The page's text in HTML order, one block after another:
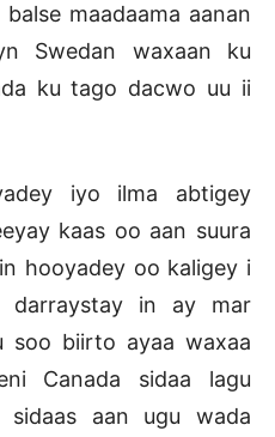
maadaama aanan
Swedan waxaan ku
ku tago dacwo uu ii
iyo ilma abtigey
kaas oo aan suura
hooyadey oo kaligey i
darraystay in ay mar
soo biirto ayaa waxaa
Canada sidaa lagu
sidaas aan ugu wada